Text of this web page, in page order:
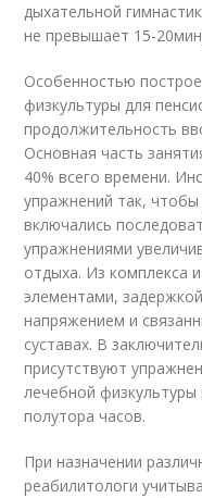
дыхательной
не превышает 15-
Особенностью
физкультуры для
продолжительность
Основная часть
40% всего времени.
упражнений так,
включались
упражнениями
отдыха. Из комплекса
элементами,
напряжением и
суставах. В
присутствуют
лечебной
полутора часов.
При назначении
реабилитологи